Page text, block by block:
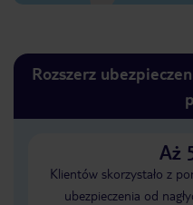
Rozszerz
Aż
Klientów skorzystało z
ubezpieczenia od